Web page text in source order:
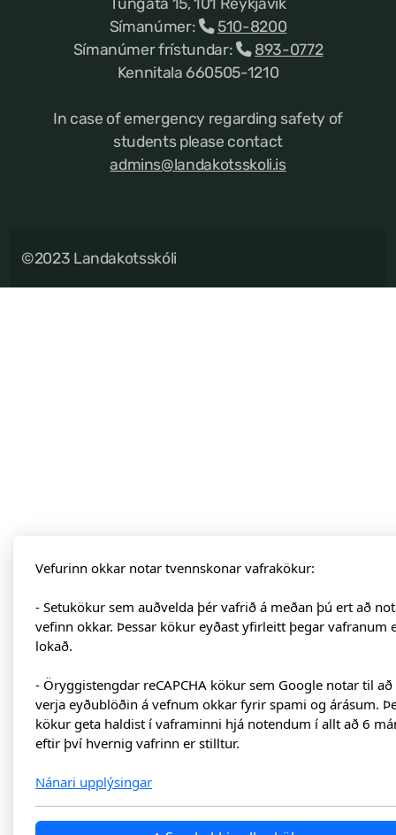
Túngata 15, 101 Reykjavík
Símanúmer:
510-8200
Símanúmer frístundar:
893-0772
Kennitala 660505-1210
In case of emergency regarding safety of
students please contact
admins@landakotsskoli.is
©2023 Landakotsskóli
Vefurinn okkar notar tvennskonar vafrakökur:
- Setukökur sem auðvelda þér vafrið á meðan þú ert að
vefinn okkar. Þessar kökur eyðast yfirleitt þegar vafranum
lokað.
- Öryggistengdar reCAPCHA kökur sem Google notar til að
verja eyðublöðin á vefnum okkar fyrir spami og árásum.
kökur geta haldist í vaframinni hjá notendum í allt að 6
eftir því hvernig vafrinn er stilltur.
Nánari upplýsingar